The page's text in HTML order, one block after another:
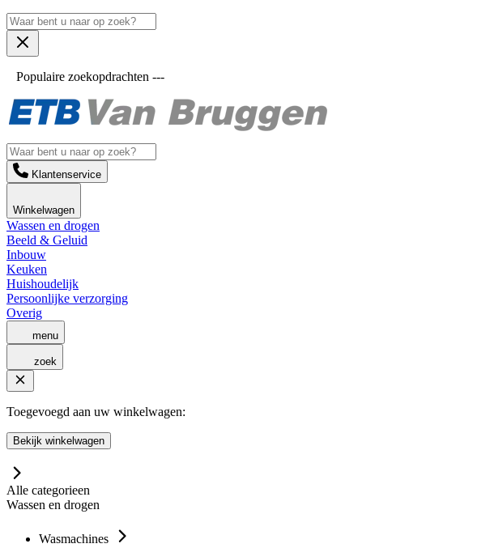
Populaire zoekopdrachten ---
Klantenservice
Winkelwagen
Wassen en drogen
Beeld & Geluid
Inbouw
Keuken
Huishoudelijk
Persoonlijke verzorging
Overig
menu
zoek
Toegevoegd aan uw winkelwagen:
Bekijk winkelwagen
Alle categorieen
Wassen en drogen
Wasmachines